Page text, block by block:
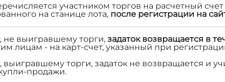
участником торгов на расчетный
на станице лота, после регистрации на
не выигравшему торги, задаток возвращается в
лицам - на карт-счет, указанный при
выигравшему торги, задаток не возвращается и
продажи.